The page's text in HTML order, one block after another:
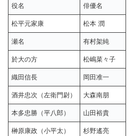
役名 俳優名
松平元家康 松本 潤
瀬名 有村架純
於大の方 松嶋菜々子
織田信長 岡田准一
酒井忠次（左衛門尉） 大森南朋
本多忠勝（平八郎） 山田裕貴
榊原康政（小平太） 杉野遙亮